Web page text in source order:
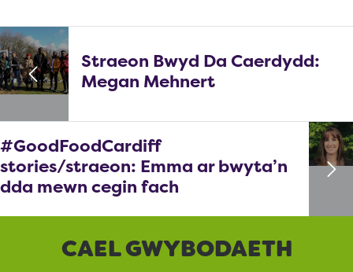
Straeon Bwyd Da Caerdydd:
Megan Mehnert
#GoodFoodCardiff
stories/straeon: Emma ar bwyta’n
dda mewn cegin fach
CAEL GWYBODAETH